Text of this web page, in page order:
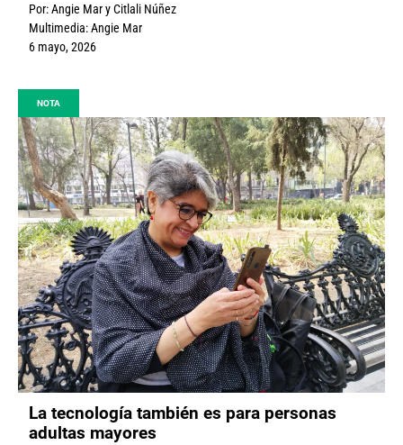
Por:Angie MaryCitlali Núñez
Multimedia:Angie Mar
6 mayo, 2026
NOTA
La tecnología también es para personas
adultas mayores